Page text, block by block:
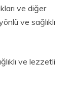
ve diğer
ve sağlıklı
ve lezzetli